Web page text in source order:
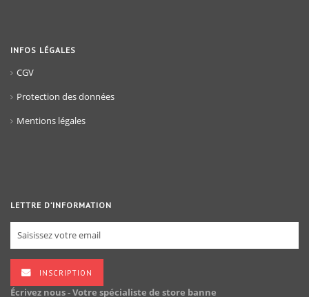
INFOS LÉGALES
CGV
Protection des données
Mentions légales
LETTRE D’INFORMATION
INSCRIPTION
Écrivez nous - Votre spécialiste de store banne